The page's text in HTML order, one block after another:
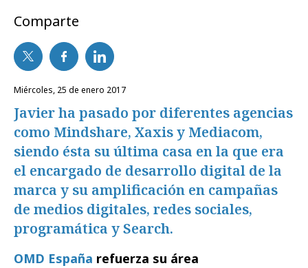
Comparte
miércoles, 25 de enero 2017
Javier ha pasado por diferentes agencias
como Mindshare, Xaxis y Mediacom,
siendo ésta su última casa en la que era
el encargado de desarrollo digital de la
marca y su amplificación en campañas
de medios digitales, redes sociales,
programática y Search.
OMD España refuerza su área